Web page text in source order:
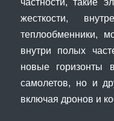
жесткости,
теплообменники,
внутри полых
новые горизонты
самолетов, но и
включая дронов и